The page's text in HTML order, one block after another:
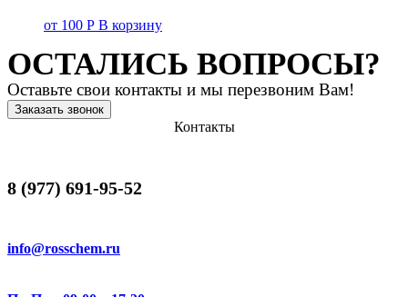
от 100 Р В корзину
ОСТАЛИСЬ ВОПРОСЫ?
Оставьте свои контакты и мы перезвоним Вам!
Заказать звонок
Контакты
8 (977) 691-95-52
info@rosschem.ru